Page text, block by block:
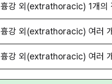
흉강 외(extrathoracic) 1개의
흉강 외(extrathoracic) 여러
흉강 외(extrathoracic) 여러